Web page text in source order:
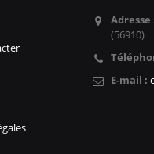
Adresse
(56910)
E-mail :